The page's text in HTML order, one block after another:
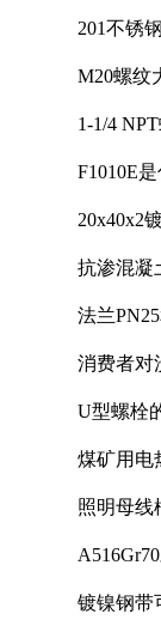
201不锈
M20螺纹
1-1/4
F1010E
20x40x2
抗渗混凝
法兰
消费者对
U型螺栓
煤矿用电
照明母线
镀镍钢带